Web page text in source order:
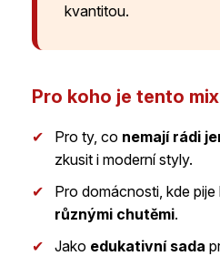
kvantitou.
Pro koho je tento
✔ Pro ty, co nemají rádi
zkusit i moderní styly.
✔
Pro domácnosti, kde pije
různými chutěmi.
✔
Jako edukativní sada